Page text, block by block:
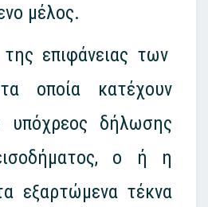
μέλος.
επιφάνειας των
οποία κατέχουν
υπόχρεος δήλωσης
ο ή η
εξαρτώμενα τέκνα